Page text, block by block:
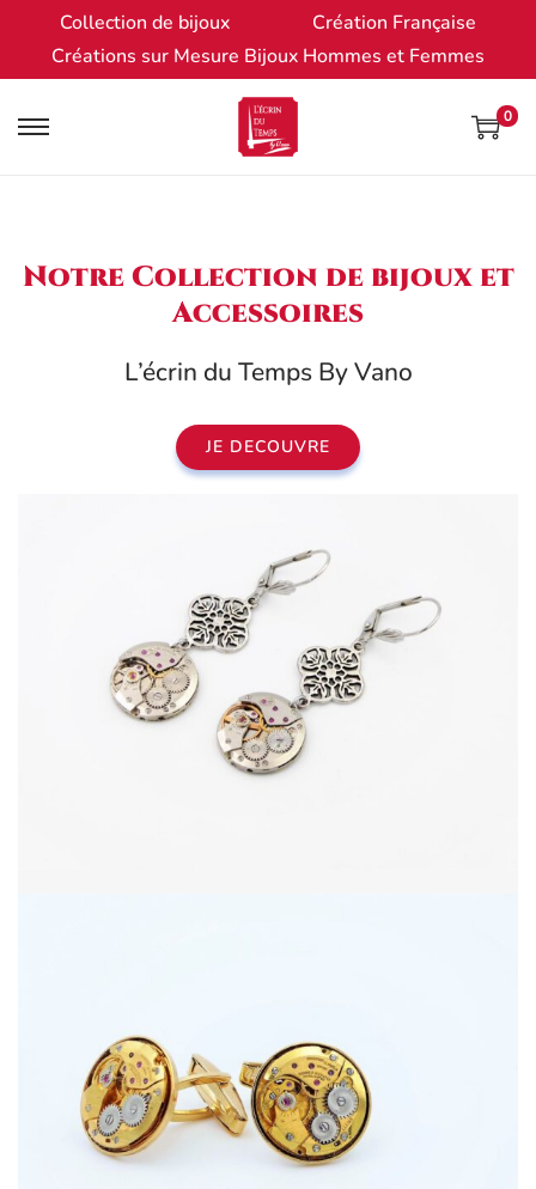
Collection de bijoux
Création Française
Créations sur Mesure Bijoux Hommes et Femmes
0
Notre Collection de bijoux et
Accessoires
L’écrin du Temps By Vano
JE DECOUVRE